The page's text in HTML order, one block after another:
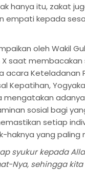
hanya itu, zakat
empati kepada
oleh Wakil
X saat
acara Keteladanan
Kepatihan,
mengatakan
sosial bagi
setiap
haknya yang paling
syukur kepada
Nya, sehingga